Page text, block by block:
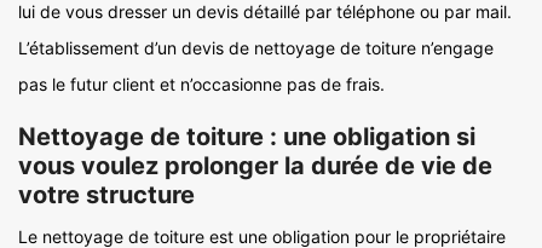
lui de vous dresser un devis détaillé par téléphone ou par mail.
L’établissement d’un devis de nettoyage de toiture n’engage
pas le futur client et n’occasionne pas de frais.
Nettoyage de toiture : une obligation si
vous voulez prolonger la durée de vie de
votre structure
Le nettoyage de toiture est une obligation pour le propriétaire